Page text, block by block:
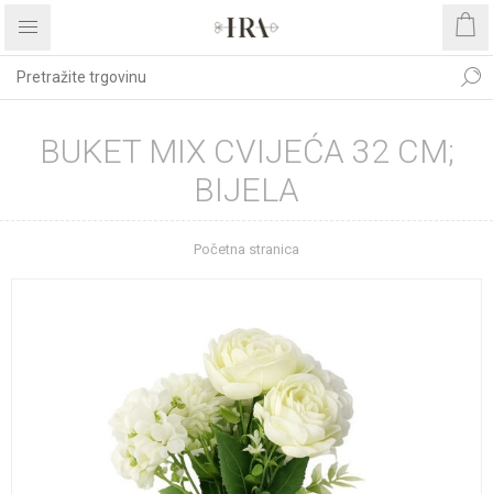
BUKET MIX CVIJEĆA 32 CM;
BIJELA
Početna stranica